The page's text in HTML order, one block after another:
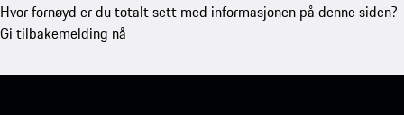
Hvor fornøyd er du totalt sett med informasjonen på denne siden?
Gi tilbakemelding nå